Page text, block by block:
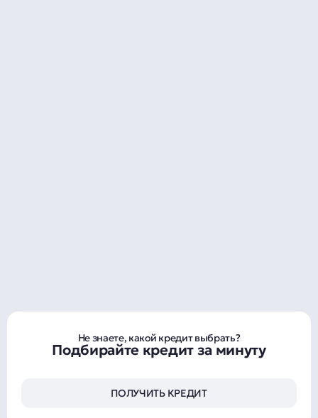
Не знаете, какой кредит выбрать?
Подбирайте кредит за минуту
ПОЛУЧИТЬ КРЕДИТ